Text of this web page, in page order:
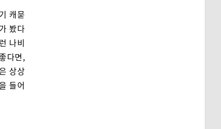
캐묻
봤다
나비
다면,
상상
들어